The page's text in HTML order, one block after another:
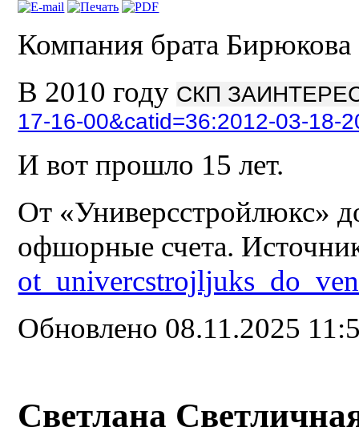
Компания брата
В 2010 году СКП
17-16-00&catid=36:2012-03-18-
И вот прошло 15 лет.
От «Универсстройлюкс»
офшорные счета.
Обновлено 08.11.2025
Светлана